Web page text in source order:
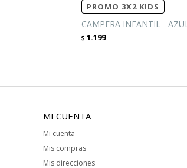
PROMO 3X2 KIDS
CAMPERA INFANTIL - AZUL
$ 1.199
MI CUENTA
Mi cuenta
Mis compras
Mis direcciones